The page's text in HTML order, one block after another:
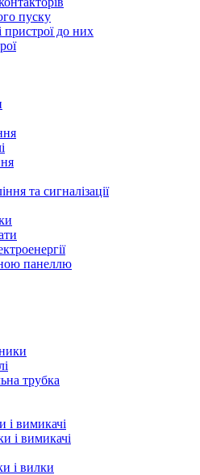
пуску
пристрої до них
та сигналізації
панеллю
трубка
і вимикачі
і вимикачі
і вилки